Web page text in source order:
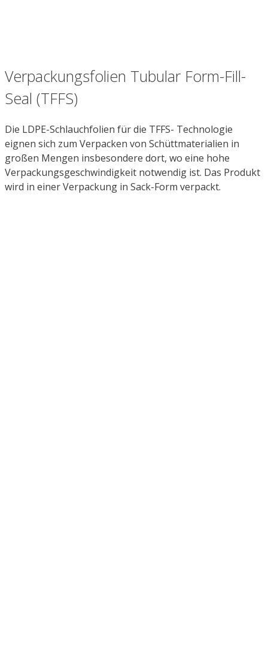
Verpackungsfolien Tubular Form-Fill-
Seal (TFFS)
Die LDPE-Schlauchfolien für die TFFS- Technologie
eignen sich zum Verpacken von Schüttmaterialien in
großen Mengen insbesondere dort, wo eine hohe
Verpackungsgeschwindigkeit notwendig ist. Das Produkt
wird in einer Verpackung in Sack-Form verpackt.